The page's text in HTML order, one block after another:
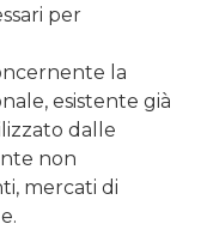
per
la
esistente già
dalle
non
mercati di